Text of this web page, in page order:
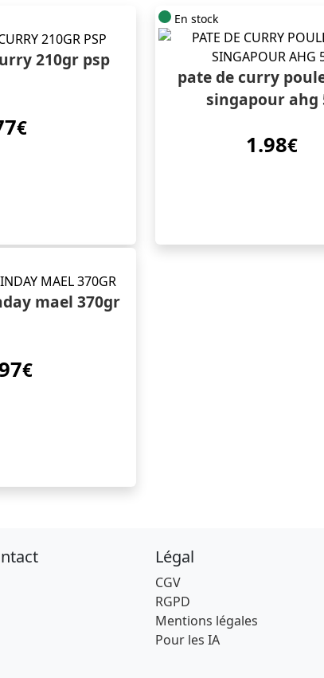
210gr psp
€
En stock
pate de curry
singapour ahg
1.98€
mael 370gr
€
Légal
CGV
RGPD
Mentions légales
Pour les IA